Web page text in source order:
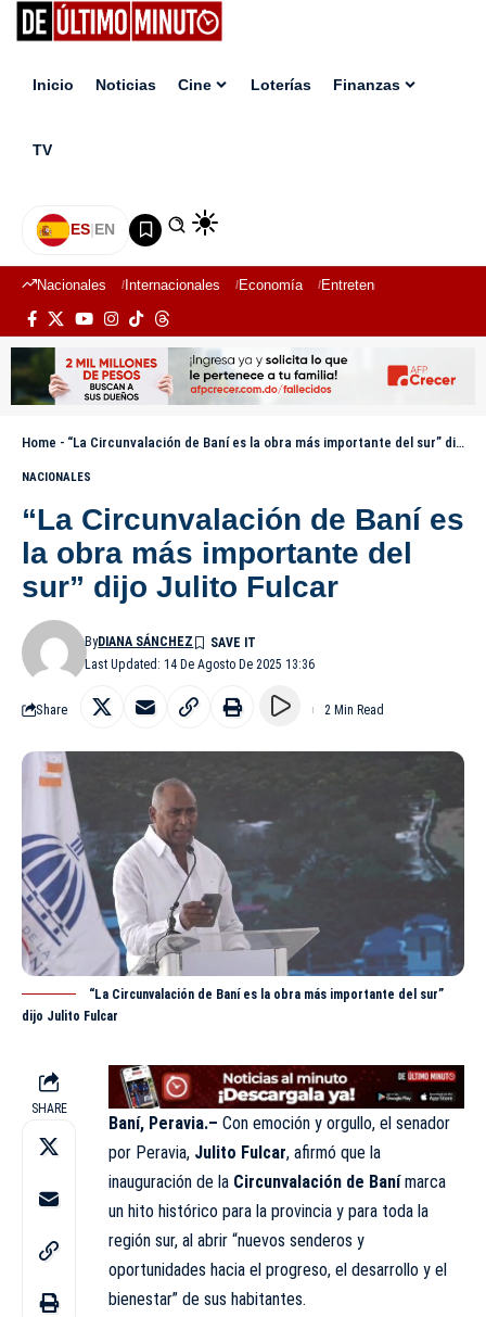
Inicio Noticias Cine Loterías Finanzas
TV
ES|EN
Nacionales Internacionales Economía Entretenimiento
Home - “La Circunvalación de Baní es la obra más importante del sur” dijo Julito Fulcar
NACIONALES
“La Circunvalación de Baní es
la obra más importante del
sur” dijo Julito Fulcar
Last Updated: 14 De Agosto De 2025 13:36
ByDIANA SÁNCHEZ
Share 2 Min Read
“La Circunvalación de Baní es la obra más importante del sur”
dijo Julito Fulcar
SHARE
Baní, Peravia.– Con emoción y orgullo, el senador
por Peravia, Julito Fulcar, afirmó que la
inauguración de la Circunvalación de Banímarca
un hito histórico para la provincia y para toda la
región sur, al abrir “nuevos senderos y
oportunidades hacia el progreso, el desarrollo y el
bienestar” de sus habitantes.